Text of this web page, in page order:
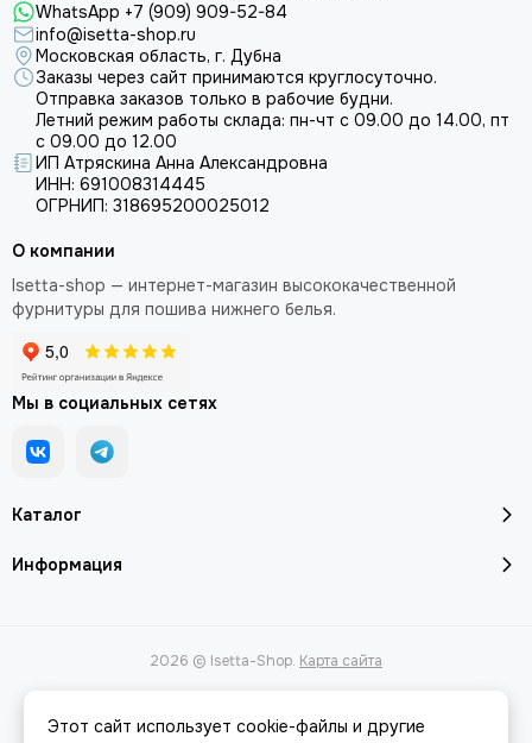
WhatsApp +7 (909) 909-52-84
info@isetta-shop.ru
Московская область, г. Дубна
Заказы через сайт принимаются круглосуточно.
Отправка заказов только в рабочие будни.
Летний режим работы склада: пн-чт с 09.00 до 14.00, пт
с 09.00 до 12.00
ИП Атряскина Анна Александровна
ИНН: 691008314445
ОГРНИП: 318695200025012
Каталог
Информация
О компании
Isetta-shop — интернет-магазин высококачественной
фурнитуры для пошива нижнего белья.
Мы в социальных сетях
2026 © Isetta-Shop. Карта сайта
Этот сайт использует cookie-файлы и другие